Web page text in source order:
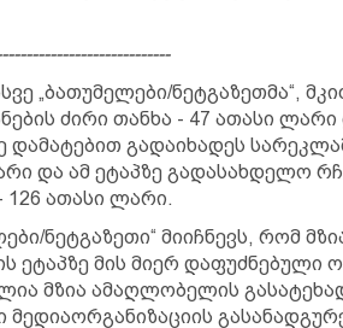
„ბათუმელები/ნეტგაზეთმა“,
ძირი თანხა - 47 ათასი
დამატებით გადაიხადეს
და ამ ეტაპზე გადასახდელო
126 ათასი ლარი.
ნეტგაზეთი“ მიიჩნევს, რომ
ეტაპზე მის მიერ დაფუძნებული
მზია ამაღლობელის
მედიაორგანიზაციის